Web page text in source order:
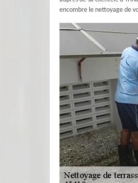
encombre le nettoyage de